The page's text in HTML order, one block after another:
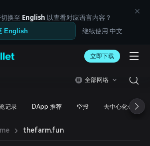
换至 English 以查看对应语言内容？
English 继续使用 中文
立即下载
全部网络
记录 DApp 推荐 空投 去中心化金融
› thefarm.fun